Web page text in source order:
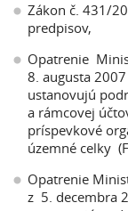
Zákon č. 431/
predpisov,
Opatrenie
8. augusta
ustanovujú
a rámcovej
príspevkové
územné celky
Opatrenie
z 5. decembra